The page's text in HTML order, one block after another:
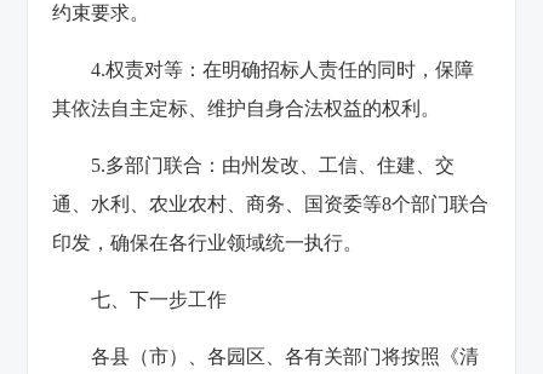
约束要求。
4.权责对等：在明确招标人责任的同时，保障
其依法自主定标、维护自身合法权益的权利。
5.多部门联合：由州发改、工信、住建、交
通、水利、农业农村、商务、国资委等8个部门联合
印发，确保在各行业领域统一执行。
七、下一步工作
各县（市）、各园区、各有关部门将按照《清